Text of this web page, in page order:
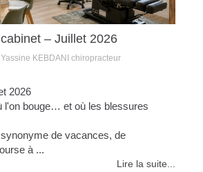
– Juillet 2026
Yassine KEBDANI chiropracteur
2026
l'on bouge… et où les blessures
de vacances, de
à ...
Lire la suite...